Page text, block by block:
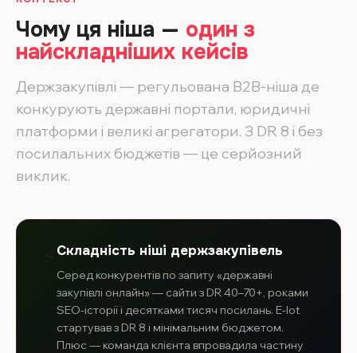
Чому ця ніша — один з
найскладніших кейсів
Держзакупівлі — регульована B2B-ніша де
конкурують державні портали, юридичні
платформи і великі агрегатори. З DR 8 і без
посилальних бюджетів — це серйозний
виклик.
Складність ніші держзакупівель
Серед конкурентів по запиту «державні
закупівлі онлайн» — сайти з DR 40–70+, роками
SEO-історії і десятками тисяч посилань. E-lot
стартував з DR 8 і мінімальним бюджетом.
Плюс — команда клієнта впровадила частину